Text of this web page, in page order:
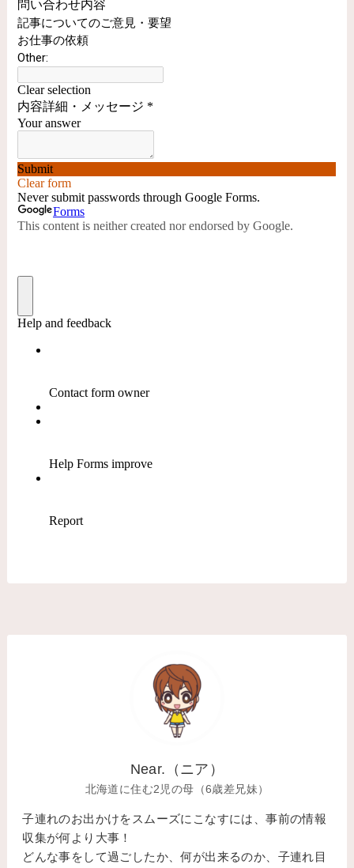
Near.（ニア）
北海道に住む2児の母（6歳差兄妹）
子連れのお出かけをスムーズにこなすには、事前の情報
収集が何より大事！
どんな事をして過ごしたか、何が出来るのか、子連れ目